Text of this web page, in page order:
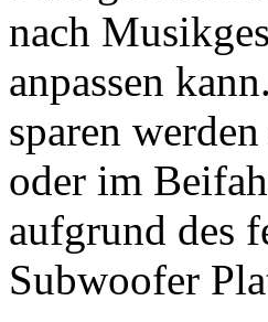
nach
anpassen
sparen
oder im
aufgrund des
Subwoofer